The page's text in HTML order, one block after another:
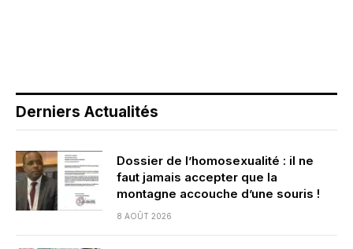
Derniers Actualités
Dossier de l’homosexualité : il ne
faut jamais accepter que la
montagne accouche d’une souris !
8 AOÛT 2026